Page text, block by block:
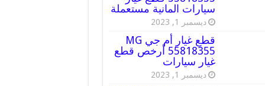
سيارات المانية مستعملة
ديسمبر 1, 2023
قطع غيار أم جي MG
55818355 أرخص قطع
غيار سيارات
ديسمبر 1, 2023